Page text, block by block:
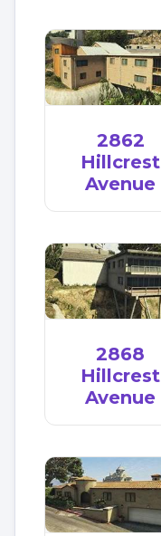
2862
Hillcrest
Avenue
2868
Hillcrest
Avenue